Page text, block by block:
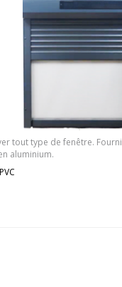
tout type de fenêtre. Fourni
aluminium.